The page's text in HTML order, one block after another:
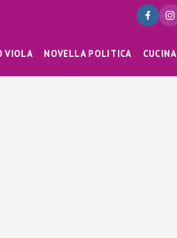
VIOLA NOVELLA POLITICA CUCINA